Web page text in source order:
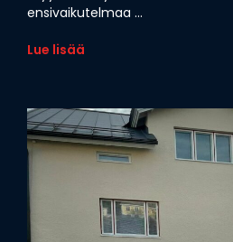
ensivaikutelmaa ...
Lue lisää